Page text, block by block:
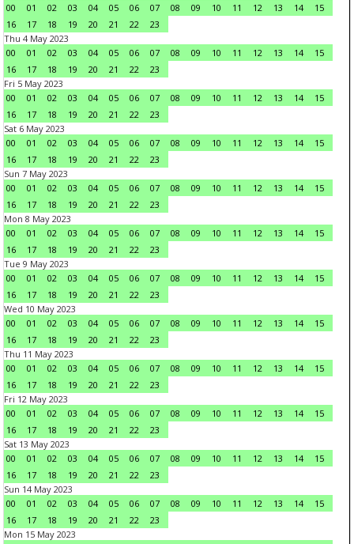
00
01 02 03 04 05 06 07 08 09 10 11 12 13 14
15
16
17 18 19 20 21 22
23
Thu 4 May 2023
00
01 02 03 04 05 06 07 08 09 10 11 12 13 14
15
16
17 18 19 20 21 22
23
Fri 5 May 2023
00
01 02 03 04 05 06 07 08 09 10 11 12 13 14
15
16
17 18 19 20 21 22
23
Sat 6 May 2023
00
01 02 03 04 05 06 07 08 09 10 11 12 13 14
15
16
17 18 19 20 21 22
23
Sun 7 May 2023
00
01 02 03 04 05 06 07 08 09 10 11 12 13 14
15
16
17 18 19 20 21 22
23
Mon 8 May 2023
00
01 02 03 04 05 06 07 08 09 10 11 12 13 14
15
16
17 18 19 20 21 22
23
Tue 9 May 2023
00
01 02 03 04 05 06 07 08 09 10 11 12 13 14
15
16
17 18 19 20 21 22
23
Wed 10 May 2023
00
01 02 03 04 05 06 07 08 09 10 11 12 13 14
15
16
17 18 19 20 21 22
23
Thu 11 May 2023
00
01 02 03 04 05 06 07 08 09 10 11 12 13 14
15
16
17 18 19 20 21 22
23
Fri 12 May 2023
00
01 02 03 04 05 06 07 08 09 10 11 12 13 14
15
16
17 18 19 20 21 22
23
Sat 13 May 2023
00
01 02 03 04 05 06 07 08 09 10 11 12 13 14
15
16
17 18 19 20 21 22
23
Sun 14 May 2023
00
01 02 03 04 05 06 07 08 09 10 11 12 13 14
15
16
17 18 19 20 21 22
23
Mon 15 May 2023